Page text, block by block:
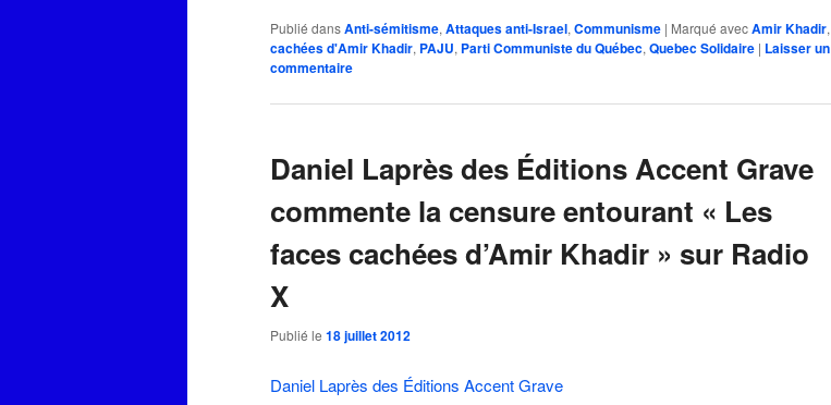
Publié dansAnti-sémitisme, Attaques anti-Israel, Communisme | Marqué avecAmir Khadir,
cachées d'Amir Khadir, PAJU, Parti Communiste du Québec, Quebec Solidaire | Laisser un
commentaire
Daniel Laprès des Éditions Accent Grave
commente la censure entourant « Les
faces cachées d’Amir Khadir » sur Radio
X
Publié le 18 juillet 2012
Daniel Laprès des Éditions Accent Grave